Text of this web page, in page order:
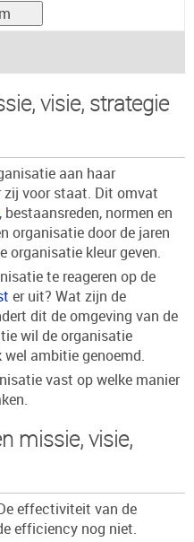
visie, strategie
aan haar
zij voor staat. Dit omvat
, bestaansreden, normen en
organisatie door de jaren
organisatie kleur geven.
te reageren op de
er uit? Wat zijn de
dit de omgeving van de
wil de organisatie
ambitie genoemd.
vast op welke manier
missie, visie,
effectiviteit van de
efficiency nog niet.